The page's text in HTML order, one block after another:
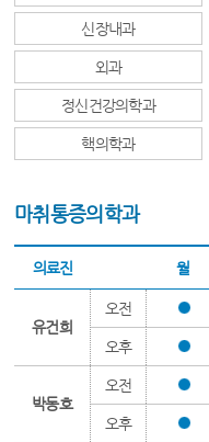
신장내과
외과
정신건강의학과
핵의학과
마취통증의학과
의료진 월
유건희
오전
오후
박동호
오전
오후